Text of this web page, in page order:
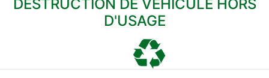
DESTRUCTION DE VÉHICULE HORS
D'USAGE